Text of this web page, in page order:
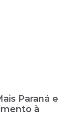
Paraná e
à